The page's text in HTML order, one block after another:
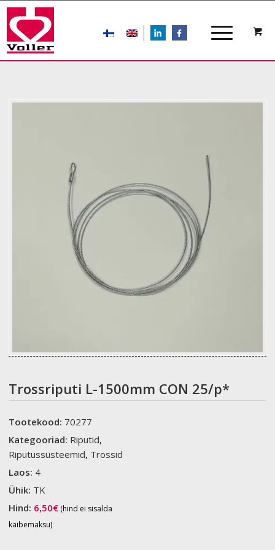
LIn
Trossriputi L-1500mm CON 25/p*
Tootekood: 70277
Kategooriad: Riputid,
Riputussüsteemid, Trossid
Laos: 4
Ühik: TK
Hind: 6,50€ (hind ei sisalda
käibemaksu)